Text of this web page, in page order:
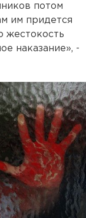
потом
им придется
жестокость
наказание», -